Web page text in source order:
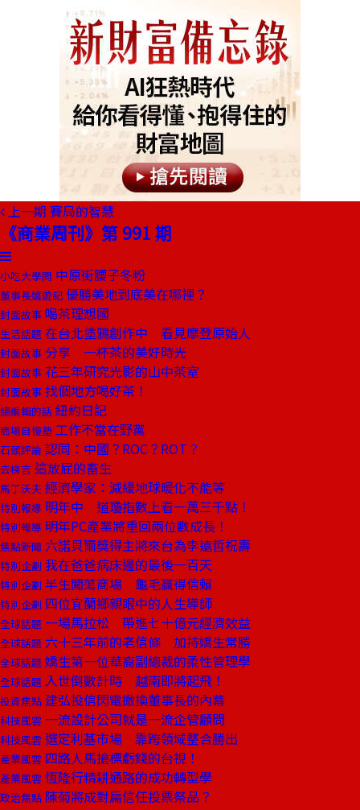
上一期 賽局的智慧
《商業周刊》第 991 期
小吃大學問 中原街腰子冬粉
董事長嬉遊記 優勝美地到底美在哪裡？
封面故事 喝茶理想國
生活話題 在台北塗鴉創作中 看見摩登原始人
封面故事 分享 一杯茶的美好時光
封面故事 花三年研究光影的山中茶室
封面故事 找個地方喝好茶！
總編輯的話 紐約日記
商場自慢塾 工作不當在野黨
石頭評論 認同：中國？ROC？ROT？
去梯言 這放屁的畜生
馬丁沃夫 經濟學家：減緩地球暖化不能等
特別報導 明年中 道瓊指數上看一萬三千點！
特別報導 明年PC產業將重回兩位數成長！
焦點新聞 六諾貝爾獎得主將來台為李遠哲祝壽
特別企劃 我在爸爸病床邊的最後一百天
特別企劃 半生闖蕩商場 龜毛贏得信賴
特別企劃 四位宜蘭鄉親眼中的人生導師
全球話題 一場馬拉松 帶進七十億元經濟效益
全球話題 六十三年前的老信條 加持嬌生常勝
全球話題 嬌生第一位華裔副總裁的柔性管理學
全球話題 入世倒數計時 越南即將起飛！
投資焦點 建弘投信閃電撤換董事長的內幕
科技風雲 一流設計公司就是一流企管顧問
科技風雲 選定利基市場 靠跨領域整合勝出
產業風雲 四路人馬搶標虧錢的台視！
產業風雲 恆隆行精耕通路的成功轉型學
政治焦點 陳菊將成對扁信任投票祭品？